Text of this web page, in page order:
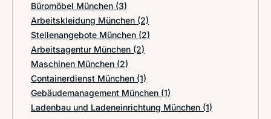
Büromöbel München (3)
Arbeitskleidung München (2)
Stellenangebote München (2)
Arbeitsagentur München (2)
Maschinen München (2)
Containerdienst München (1)
Gebäudemanagement München (1)
Ladenbau und Ladeneinrichtung München (1)